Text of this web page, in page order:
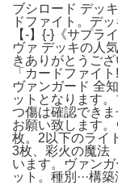
ブシロード デッ
ドファイト。デ
【-】{-}《サプラ
ヴァ デッキの人
きありがとうご
「カードファイ
ヴァンガード 全
ットとなります
つ傷は確認でき
お願い致します
枚。2以下のライ
3枚、彩火の魔法
います。ヴァン
ット。種別···構